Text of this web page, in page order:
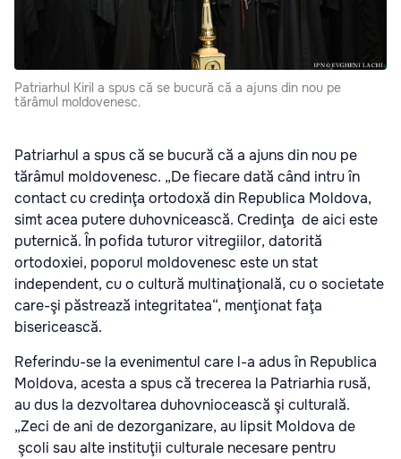
Patriarhul Kiril a spus că se bucură că a ajuns din nou pe
tărâmul moldovenesc.
Patriarhul a spus că se bucură că a ajuns din nou pe
tărâmul moldovenesc. „De fiecare dată când intru în
contact cu credinţa ortodoxă din Republica Moldova,
simt acea putere duhovnicească. Credinţa de aici este
puternică. În pofida tuturor vitregiilor, datorită
ortodoxiei, poporul moldovenesc este un stat
independent, cu o cultură multinaţională, cu o societate
care-şi păstrează integritatea“, menţionat faţa
bisericească.
Referindu-se la evenimentul care l-a adus în Republica
Moldova, acesta a spus că trecerea la Patriarhia rusă,
au dus la dezvoltarea duhovniocească şi culturală.
„Zeci de ani de dezorganizare, au lipsit Moldova de
şcoli sau alte instituţii culturale necesare pentru